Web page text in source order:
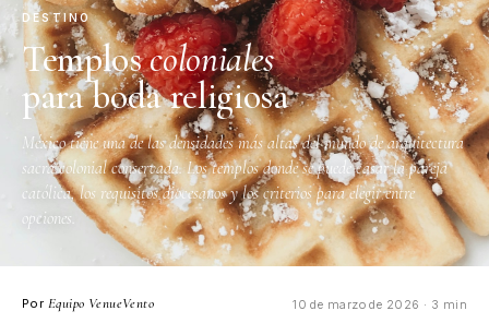
DESTINO
Temploscoloniales
para boda religiosa
México tiene una de las densidades más altas del mundo de arquitectura
sacra colonial conservada. Los templos donde se puede casar la pareja
católica, los requisitos diocesanos y los criterios para elegir entre
opciones.
Por Equipo VenueVento 10 de marzo de 2026 · 3 min